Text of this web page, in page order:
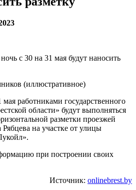
(иллюстративное)
работниками государственного
области» будут выполняться
разметки проезжей
на участке от улицы
при построении своих
Источник: onlinebrest.by